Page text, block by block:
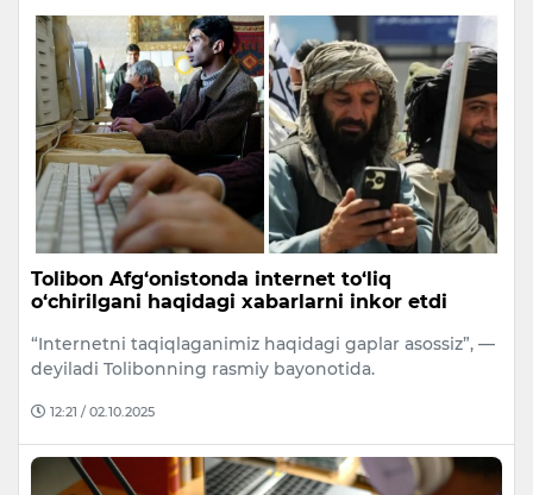
Tolibon Afg‘onistonda internet to‘liq
o‘chirilgani haqidagi xabarlarni inkor etdi
“Internetni taqiqlaganimiz haqidagi gaplar asossiz”, —
deyiladi Tolibonning rasmiy bayonotida.
12:21 / 02.10.2025